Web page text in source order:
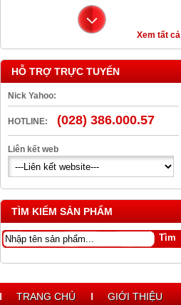
Can Nhựa Vuông 20L
Xem tất cả
HỖ TRỢ TRỰC TUYẾN
Nick Yahoo:
HOTLINE: (028) 386.000.57
Liên kết web
TÌM KIẾM SẢN PHẨM
TRANG CHỦ GIỚI THIỆU